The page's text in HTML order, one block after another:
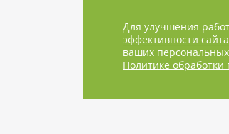
Для улучшения
эффективности
ваших
Политике